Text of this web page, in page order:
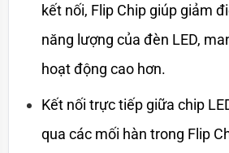
kết nối, Flip Chip giúp giảm
năng lượng của đèn LED,
hoạt động cao hơn.
Kết nối trực tiếp giữa chip
qua các mối hàn trong Flip